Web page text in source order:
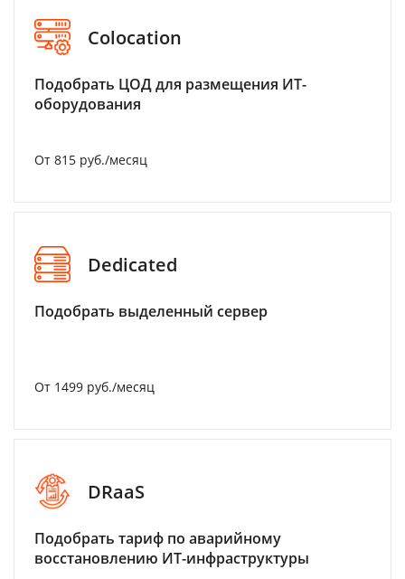
Colocation
Подобрать ЦОД для размещения ИТ-
оборудования
От 815 руб./месяц
Dedicated
Подобрать выделенный сервер
От 1499 руб./месяц
DRaaS
Подобрать тариф по аварийному
восстановлению ИТ-инфраструктуры